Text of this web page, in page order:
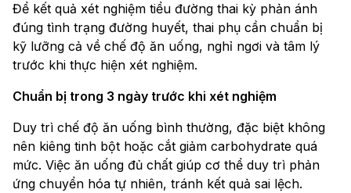
Để kết quả xét nghiệm tiểu đường thai kỳ phản ánh
đúng tình trạng đường huyết, thai phụ cần chuẩn bị
kỹ lưỡng cả về chế độ ăn uống, nghỉ ngơi và tâm lý
trước khi thực hiện xét nghiệm.
Chuẩn bị trong 3 ngày trước khi xét nghiệm
Duy trì chế độ ăn uống bình thường, đặc biệt không
nên kiêng tinh bột hoặc cắt giảm carbohydrate quá
mức. Việc ăn uống đủ chất giúp cơ thể duy trì phản
ứng chuyển hóa tự nhiên, tránh kết quả sai lệch.